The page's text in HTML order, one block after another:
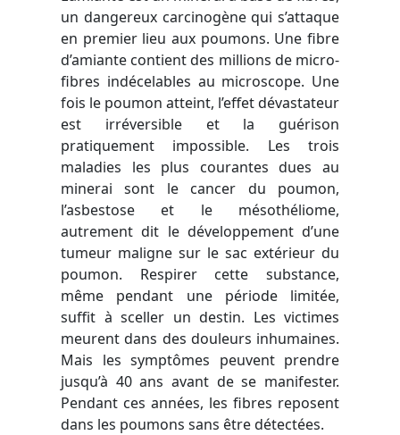
un dangereux carcinogène qui s’attaque
en premier lieu aux poumons. Une fibre
d’amiante contient des millions de micro-
fibres indécelables au microscope. Une
fois le poumon atteint, l’effet dévastateur
est irréversible et la guérison
pratiquement impossible. Les trois
maladies les plus courantes dues au
minerai sont le cancer du poumon,
l’asbestose et le mésothéliome,
autrement dit le développement d’une
tumeur maligne sur le sac extérieur du
poumon. Respirer cette substance,
même pendant une période limitée,
suffit à sceller un destin. Les victimes
meurent dans des douleurs inhumaines.
Mais les symptômes peuvent prendre
jusqu’à 40 ans avant de se manifester.
Pendant ces années, les fibres reposent
dans les poumons sans être détectées.